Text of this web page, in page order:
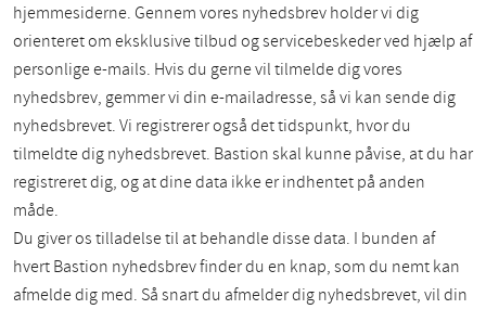
hjemmesiderne. Gennem vores nyhedsbrev holder vi dig
orienteret om eksklusive tilbud og servicebeskeder ved hjælp af
personlige e-mails. Hvis du gerne vil tilmelde dig vores
nyhedsbrev, gemmer vi din e-mailadresse, så vi kan sende dig
nyhedsbrevet. Vi registrerer også det tidspunkt, hvor du
tilmeldte dig nyhedsbrevet. Bastion skal kunne påvise, at du har
registreret dig, og at dine data ikke er indhentet på anden
måde.
Du giver os tilladelse til at behandle disse data. I bunden af
hvert Bastion nyhedsbrev finder du en knap, som du nemt kan
afmelde dig med. Så snart du afmelder dig nyhedsbrevet, vil din